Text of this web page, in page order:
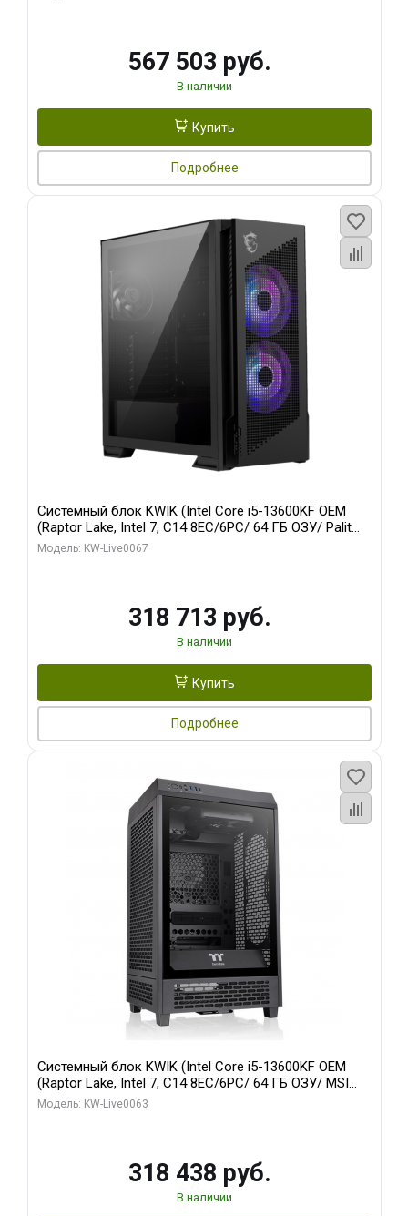
567 503 руб.
В наличии
Купить
Подробнее
Системный блок KWIK (Intel Core i5-13600KF OEM
(Raptor Lake, Intel 7, C14 8EC/6PC/ 64 ГБ ОЗУ/ Palit
RTX5080 GAMINGPRO OC 16GB GDDR7 256bit 3xDP
Модель: KW-Live0067
318 713 руб.
В наличии
Купить
Подробнее
Системный блок KWIK (Intel Core i5-13600KF OEM
(Raptor Lake, Intel 7, C14 8EC/6PC/ 64 ГБ ОЗУ/ MSI
RTX5080 VENTUS 3X OC 16GB GDDR7 256bit 3xDP
Модель: KW-Live0063
318 438 руб.
В наличии